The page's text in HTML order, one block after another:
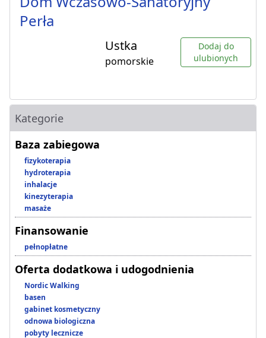
Perła
Ustka
pomorskie
Dodaj do
ulubionych
Kategorie
Baza zabiegowa
fizykoterapia
hydroterapia
inhalacje
kinezyterapia
masaże
Finansowanie
pełnopłatne
Oferta dodatkowa i udogodnienia
Nordic Walking
basen
gabinet kosmetyczny
odnowa biologiczna
pobyty lecznicze